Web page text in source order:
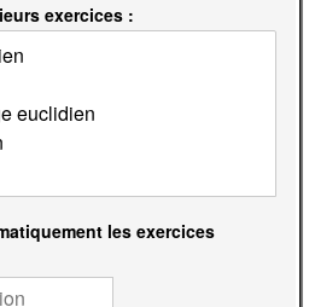
exercices :
les exercices